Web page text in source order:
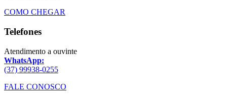
COMO CHEGAR
Telefones
Atendimento a ouvinte
WhatsApp:
(37) 99938-0255
FALE CONOSCO